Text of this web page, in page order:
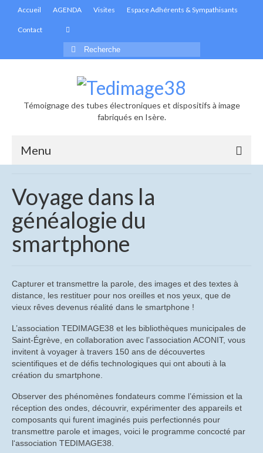
Accueil AGENDA Visites Espace Adhérents & Sympathisants
Contact
Rechercher
:
Témoignage des tubes électroniques et dispositifs à image
fabriqués en Isère.
Menu
Actualités
Informations générales
Les infolettres de Tedimage38
CompteRendu_AG
CompteRendu_CA
Histoire
Historique du site de St Egrève
Vidéos historiques
Diaporamas historiques
Les causeries
Causeries sur les origines de Trixell
Voyage dans la
généalogie du
smartphone
Capturer et transmettre la parole, des images et des textes à
distance, les restituer pour nos oreilles et nos yeux, que de
vieux rêves devenus réalité dans le smartphone !
L’association TEDIMAGE38 et les bibliothèques municipales de
Saint-Égrève, en collaboration avec l’association ACONIT, vous
invitent à voyager à travers 150 ans de découvertes
scientifiques et de défis technologiques qui ont abouti à la
création du smartphone.
Observer des phénomènes fondateurs comme l’émission et la
réception des ondes, découvrir, expérimenter des appareils et
composants qui furent imaginés puis perfectionnés pour
transmettre parole et images, voici le programme concocté par
l‘association TEDIMAGE38.